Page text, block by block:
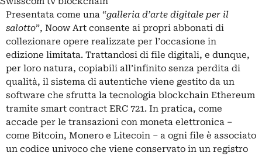
Presentata come una “galleria d’arte digitale per il
salotto”, Noow Art consente ai propri abbonati di
collezionare opere realizzate per l’occasione in
edizione limitata. Trattandosi di file digitali, e dunque,
per loro natura, copiabili all’infinito senza perdita di
qualità, il sistema di autentiche viene gestito da un
software che sfrutta la tecnologia blockchain Ethereum
tramite smart contract ERC 721. In pratica, come
accade per le transazioni con moneta elettronica –
come Bitcoin, Monero e Litecoin – a ogni file è associato
un codice univoco che viene conservato in un registro